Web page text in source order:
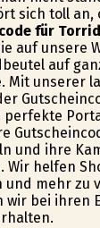
sich toll an,
für
auf unsere
auf
Mit unserer
und ihre
Wir helfen
und mehr zu
wir bei ihren